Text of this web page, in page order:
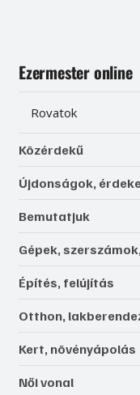
Ezermester online
Rovatok
Közérdekű
Újdonságok,
Bemutatjuk
Gépek,
Építés, felújítás
Otthon,
Kert, növényápolás
Női vonal